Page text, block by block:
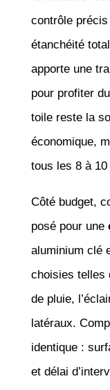
contrôle
étanchéité
apporte une
pour profiter
toile reste la
économique,
tous les 8 à 10
Côté budget,
posé pour une
aluminium clé
choisies telles
de pluie,
latéraux.
identique :
et délai